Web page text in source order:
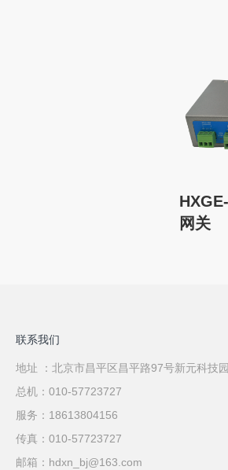
网关
联系我们
地址 ：北京市昌平区昌平路97号新元科技
总机：010-57723727
服务：18613804156
传真：010-57723727
邮箱：hdxn_bj@163.com